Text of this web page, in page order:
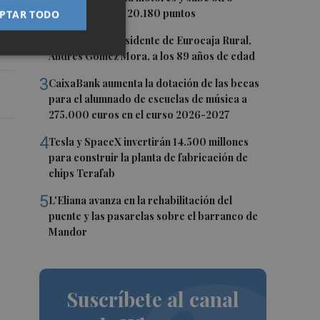
0,62%, hasta los 20.180 puntos
Fallece el expresidente de Eurocaja Rural,
Andrés Gómez Mora, a los 89 años de edad
3CaixaBank aumenta la dotación de las becas
para el alumnado de escuelas de música a
275.000 euros en el curso 2026-2027
4Tesla y SpaceX invertirán 14.500 millones
para construir la planta de fabricación de
chips Terafab
5L'Eliana avanza en la rehabilitación del
puente y las pasarelas sobre el barranco de
Mandor
Suscríbete al canal
TODO